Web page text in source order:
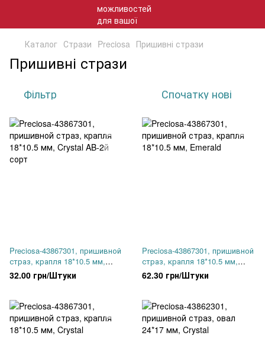
Каталог Стрази Preciosa Пришивні стрази
Пришивні стрази
Фільтр Спочатку нові
Preciosa-43867301, пришивной
страз, крапля 18*10.5 мм,
Crystal AB-2й сорт
32.00 грн/Штуки
Preciosa-43867301, пришивной
страз, крапля 18*10.5 мм,
Emerald
62.30 грн/Штуки